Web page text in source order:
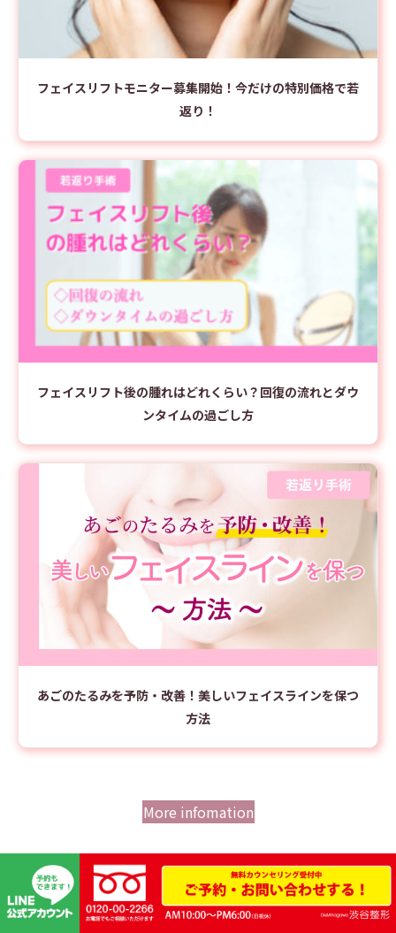
フェイスリフトモニター募集開始！今だけの特別価格で若
返り！
フェイスリフト後の腫れはどれくらい？回復の流れとダウ
ンタイムの過ごし方
あごのたるみを予防・改善！美しいフェイスラインを保つ
方法
More infomation